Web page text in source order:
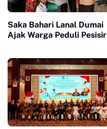
Saka Bahari Lanal Dumai
Ajak Warga Peduli Pesisir